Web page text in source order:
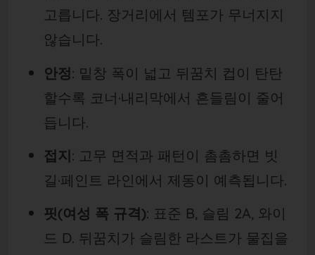
고릅니다. 장거리에서 템포가 무너지지
않습니다.
안정: 밑창 폭이 넓고 뒤꿈치 컵이 탄탄
할수록 코너·내리막에서 흔들림이 줄어
듭니다.
접지: 고무 면적과 패턴이 촘촘하면 빗
길·페인트 라인에서 제동이 예측됩니다.
핏(여성 폭 규격): 표준 B, 슬림 2A, 와이
드 D. 뒤꿈치가 슬림한 라스트가 물집을